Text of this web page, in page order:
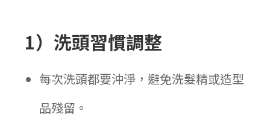
1）洗頭習慣調整
每次洗頭都要沖淨，避免洗髮精或造型
品殘留。